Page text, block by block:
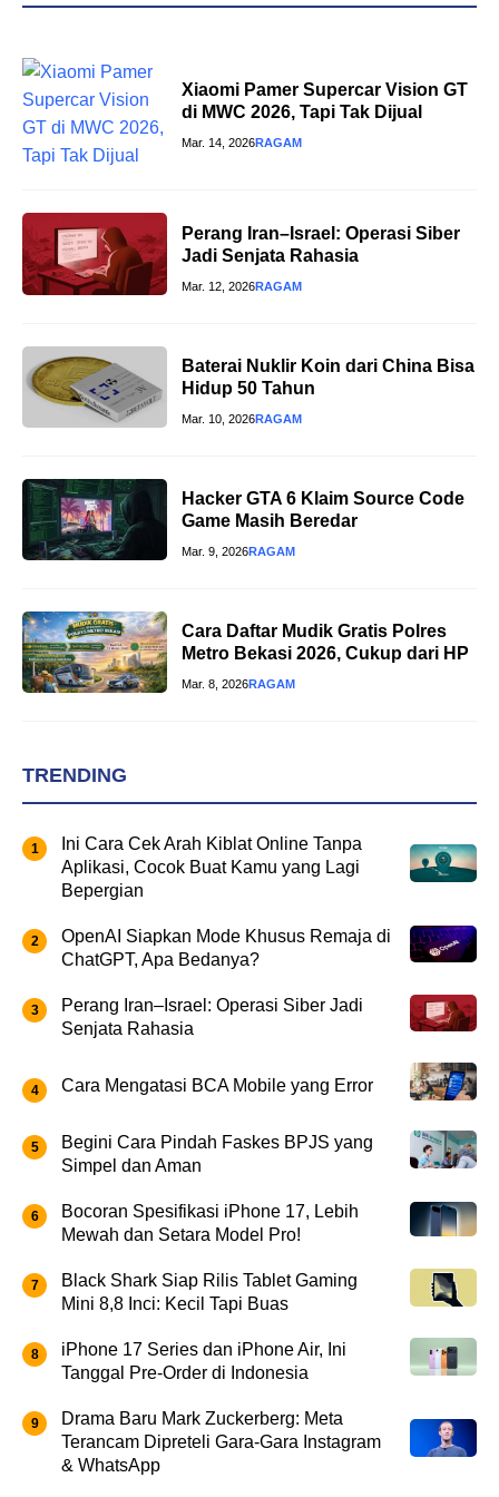
Xiaomi Pamer Supercar Vision GT
di MWC 2026, Tapi Tak Dijual
Mar. 14, 2026RAGAM
Perang Iran–Israel: Operasi Siber
Jadi Senjata Rahasia
Mar. 12, 2026RAGAM
Baterai Nuklir Koin dari China Bisa
Hidup 50 Tahun
Mar. 10, 2026RAGAM
Hacker GTA 6 Klaim Source Code
Game Masih Beredar
Mar. 9, 2026RAGAM
Cara Daftar Mudik Gratis Polres
Metro Bekasi 2026, Cukup dari HP
Mar. 8, 2026RAGAM
TRENDING
Ini Cara Cek Arah Kiblat Online Tanpa
Aplikasi, Cocok Buat Kamu yang Lagi
Bepergian
OpenAI Siapkan Mode Khusus Remaja di
ChatGPT, Apa Bedanya?
Perang Iran–Israel: Operasi Siber Jadi
Senjata Rahasia
Cara Mengatasi BCA Mobile yang Error
Begini Cara Pindah Faskes BPJS yang
Simpel dan Aman
Bocoran Spesifikasi iPhone 17, Lebih
Mewah dan Setara Model Pro!
Black Shark Siap Rilis Tablet Gaming
Mini 8,8 Inci: Kecil Tapi Buas
iPhone 17 Series dan iPhone Air, Ini
Tanggal Pre-Order di Indonesia
Drama Baru Mark Zuckerberg: Meta
Terancam Dipreteli Gara-Gara Instagram
& WhatsApp